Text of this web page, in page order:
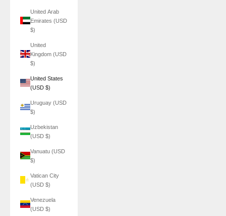
United Arab
Emirates (USD
$)
United
Kingdom (USD
$)
United States
(USD $)
Uruguay (USD
$)
Uzbekistan
(USD $)
Vanuatu (USD
$)
Vatican City
(USD $)
Venezuela
(USD $)